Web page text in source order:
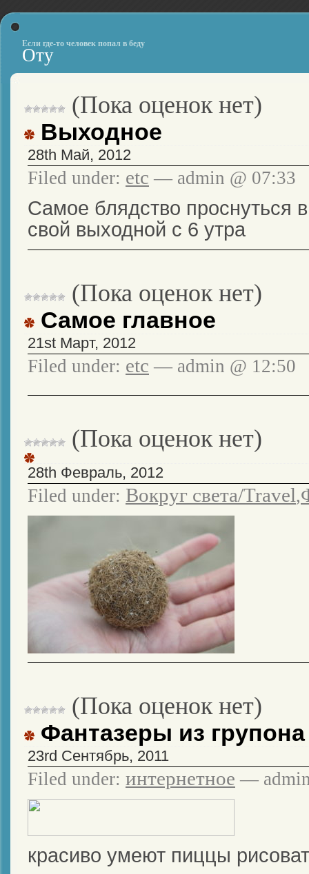
Если где-то человек попал в беду
Оту
(Пока оценок нет)
Выходное
28th Май, 2012
Filed under: etc — admin @ 07:33
Самое блядство проснуться в
свой выходной с 6 утра
(Пока оценок нет)
Самое главное
21st Март, 2012
Filed under: etc — admin @ 12:50
(Пока оценок нет)
28th Февраль, 2012
Filed under: Вокруг света/Travel,
(Пока оценок нет)
Фантазеры из групона
23rd Сентябрь, 2011
Filed under: интернетное —
красиво умеют пиццы